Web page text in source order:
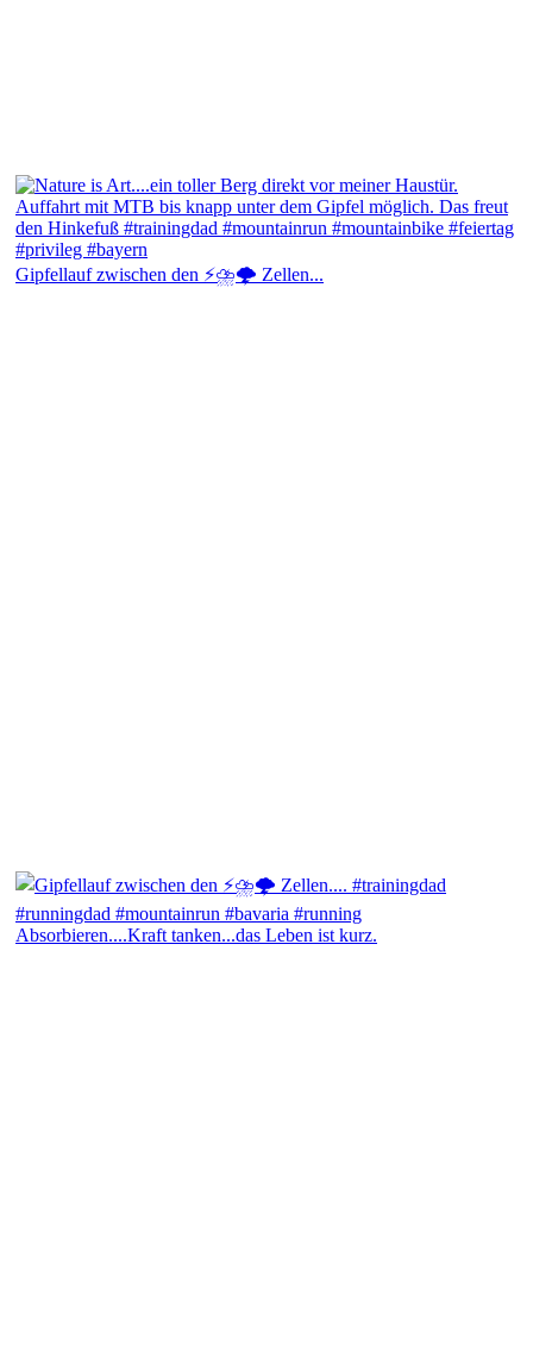
Gipfellauf zwischen den ⚡⛈️🌩️ Zellen...
Absorbieren....Kraft tanken...das Leben ist kurz.